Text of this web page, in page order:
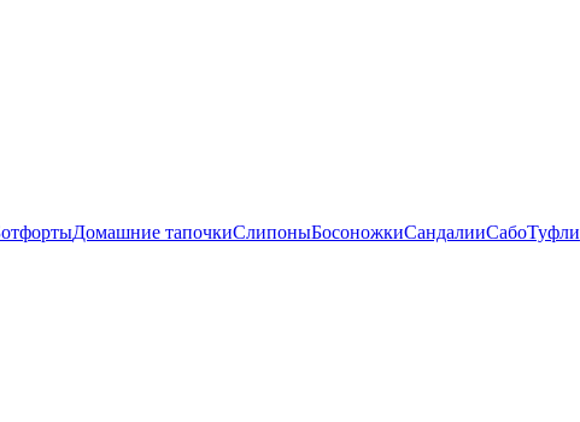
Домашние тапочкиСлипоныБосоножкиСандалииСабоТуфли